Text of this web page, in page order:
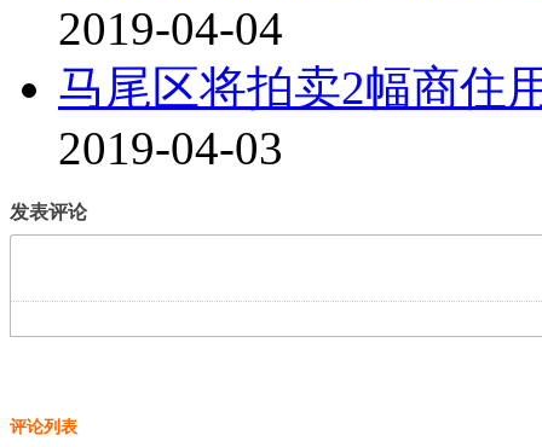
2019-04-04
马尾区将拍卖2幅商住
2019-04-03
发表评论
评论列表